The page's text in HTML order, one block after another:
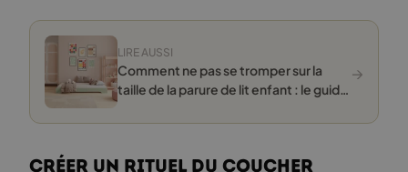
LIRE AUSSI
Comment ne pas se tromper sur la
taille de la parure de lit enfant : le guide
→
Créer un rituel du coucher